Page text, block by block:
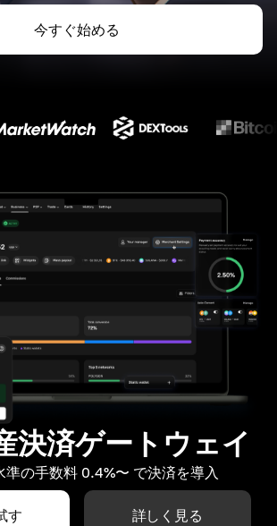
今すぐ始める
決済ゲートウェイ
準の手数料 0.4%〜 で決済を導入
す 詳しく見る